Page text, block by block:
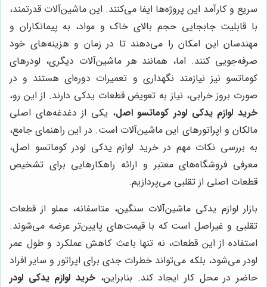
سریع و کارآمد این پروژه‌ها ایفا می‌کنند. این ماشین‌آلات قدرتمند،
با قابلیت جابجایی حجم بالای خاک و مواد، به پیمانکاران و
مهندسان این امکان را می‌دهند تا در زمان و هزینه‌های خود
صرفه‌جویی کنند. اما، همانند هر ماشین‌آلات دیگری، لودرهای
کوماتسو نیز نیازمند نگهداری و تعمیرات دوره‌ای هستند و در
صورت بروز خرابی، نیاز به تعویض قطعات یدکی دارند. از این رو،
خرید لوازم یدکی لودر کوماتسو اصل، یکی از دغدغه‌های اصلی
مالکان و اپراتورهای این ماشین‌آلات است. در این راهنمای جامع،
به بررسی نکات مهم در خرید لوازم یدکی لودر کوماتسو اصل،
معرفی فروشگاه‌های معتبر و ارائه راهکارهایی برای تشخیص
قطعات اصلی از تقلبی می‌پردازیم.
بازار لوازم یدکی ماشین‌آلات سنگین، متاسفانه، مملو از قطعات
تقلبی و غیراصل است که با قیمت‌های پایین‌تر عرضه می‌شوند.
استفاده از این قطعات، نه تنها باعث کاهش عملکرد و طول عمر
لودر می‌شود، بلکه می‌تواند خطرات جدی برای اپراتور و سایر افراد
حاضر در محل کار ایجاد کند. بنابراین، خرید لوازم یدکی لودر